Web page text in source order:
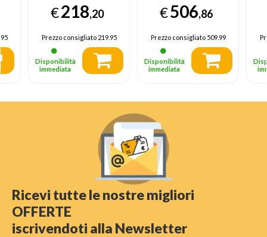
Touch screen Wi-Fi
€218,20
Prezzo consigliato219.95
Disponibilità
immediata
20,1 cm (7.9") 256
GB Touch screen
Wi-Fi Nero
€506,86
Prezzo consigliato509.99
Disponibilità
immediata
Ricevi tutte le nostre migliori
OFFERTE
iscrivendoti alla Newsletter